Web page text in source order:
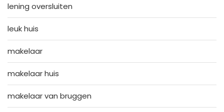
lening oversluiten
leuk huis
makelaar
makelaar huis
makelaar van bruggen